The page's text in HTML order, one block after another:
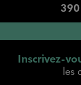
Inscrivez-
les